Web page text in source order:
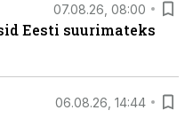
07.08.26, 08:00
Eesti suurimateks
06.08.26, 14:44